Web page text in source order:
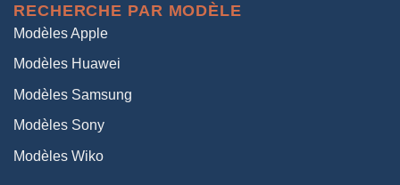
RECHERCHE PAR MODÈLE
Modèles Apple
Modèles Huawei
Modèles Samsung
Modèles Sony
Modèles Wiko